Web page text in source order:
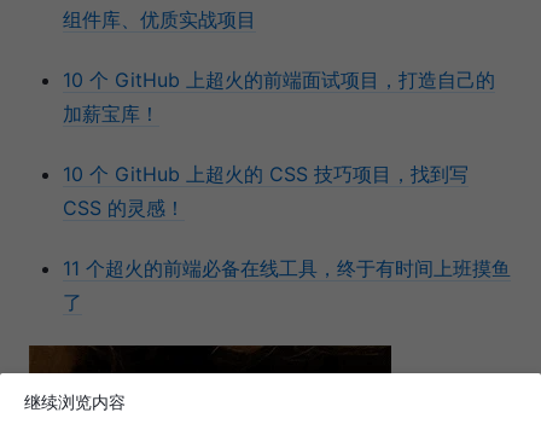
组件库、优质实战项目
10 个 GitHub 上超火的前端面试项目，打造自己的
加薪宝库！
10 个 GitHub 上超火的 CSS 技巧项目，找到写
CSS 的灵感！
11 个超火的前端必备在线工具，终于有时间上班摸鱼
了
继续浏览内容